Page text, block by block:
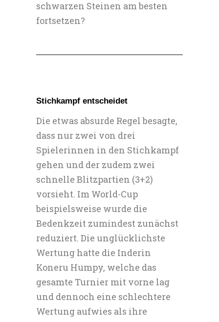
schwarzen Steinen am besten
fortsetzen?
Stichkampf entscheidet
Die etwas absurde Regel besagte,
dass nur zwei von drei
Spielerinnen in den Stichkampf
gehen und der zudem zwei
schnelle Blitzpartien (3+2)
vorsieht. Im World-Cup
beispielsweise wurde die
Bedenkzeit zumindest zunächst
reduziert. Die unglücklichste
Wertung hatte die Inderin
Koneru Humpy, welche das
gesamte Turnier mit vorne lag
und dennoch eine schlechtere
Wertung aufwies als ihre